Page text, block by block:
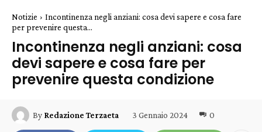
Notizie
Incontinenza negli anziani: cosa devi sapere e cosa fare
per prevenire questa...
Incontinenza negli anziani: cosa
devi sapere e cosa fare per
prevenire questa condizione
By Redazione Terzaeta 3 Gennaio 2024 0